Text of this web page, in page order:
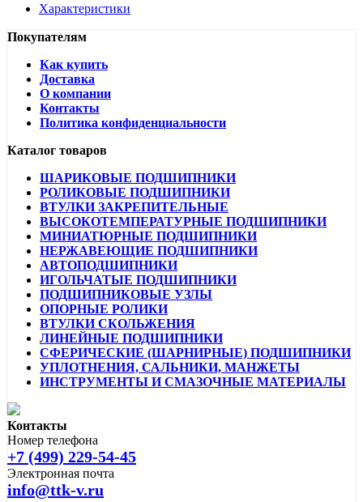
Характеристики
Покупателям
Как купить
Доставка
О компании
Контакты
Политика конфиденциальности
Каталог товаров
ШАРИКОВЫЕ ПОДШИПНИКИ
РОЛИКОВЫЕ ПОДШИПНИКИ
ВТУЛКИ ЗАКРЕПИТЕЛЬНЫЕ
ВЫСОКОТЕМПЕРАТУРНЫЕ ПОДШИПНИКИ
МИНИАТЮРНЫЕ ПОДШИПНИКИ
НЕРЖАВЕЮЩИЕ ПОДШИПНИКИ
АВТОПОДШИПНИКИ
ИГОЛЬЧАТЫЕ ПОДШИПНИКИ
ПОДШИПНИКОВЫЕ УЗЛЫ
ОПОРНЫЕ РОЛИКИ
ВТУЛКИ СКОЛЬЖЕНИЯ
ЛИНЕЙНЫЕ ПОДШИПНИКИ
СФЕРИЧЕСКИЕ (ШАРНИРНЫЕ) ПОДШИПНИКИ
УПЛОТНЕНИЯ, САЛЬНИКИ, МАНЖЕТЫ
ИНСТРУМЕНТЫ И СМАЗОЧНЫЕ МАТЕРИАЛЫ
Контакты
Номер телефона
+7 (499) 229-54-45
Электронная почта
info@ttk-v.ru